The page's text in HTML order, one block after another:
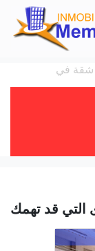
التي قد تهمك
352-